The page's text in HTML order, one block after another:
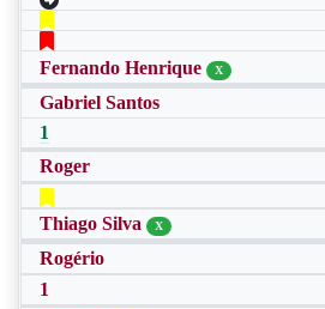
Fernando Henrique X
Gabriel Santos
1
Roger
Thiago Silva X
Rogério
1